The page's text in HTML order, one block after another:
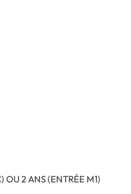
OU 2 ANS (ENTRÉE M1)